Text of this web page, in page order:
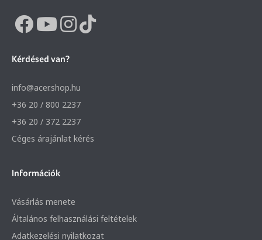
Kérdésed van?
info@acer.shop.hu
+36 20 / 800 2237
+36 20 / 372 2237
Céges árajánlat kérés
Információk
Vásárlás menete
Általános felhasználási feltételek
Adatkezelési nyilatkozat